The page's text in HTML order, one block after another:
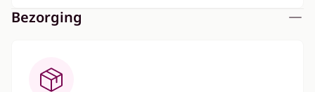
Bezorging